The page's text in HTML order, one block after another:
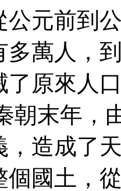
公元前到
多萬人，
了原來人
朝末年，
，造成了
個國土，